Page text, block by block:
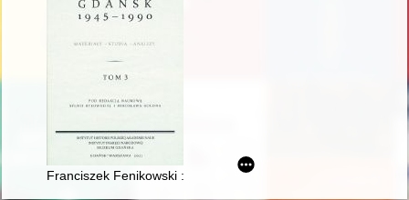
Franciszek Fenikowski : literacka osobowość powojennego